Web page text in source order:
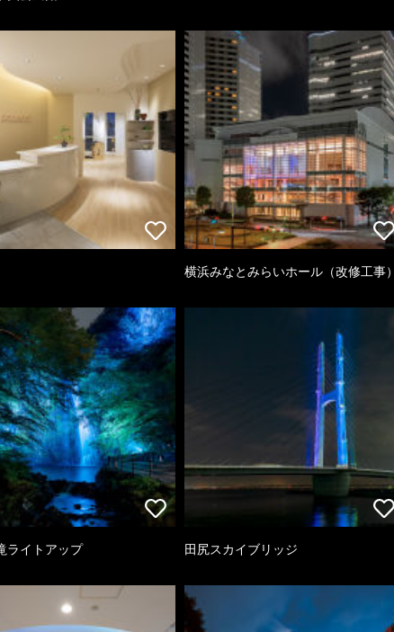
横浜みなとみらいホール（改修工事）
ライトアップ 田尻スカイブリッジ